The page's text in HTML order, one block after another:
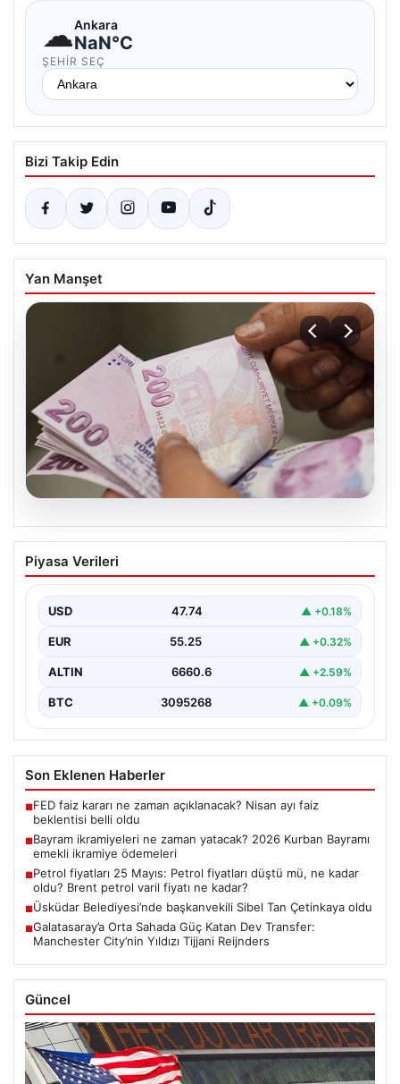
☁Ankara
NaN°C
ŞEHIR SEÇ
Bizi Takip Edin
Yan Manşet
07.08.2026
Bayram ikramiyeleri ne zaman yatacak?
2026 Kurban Bayramı emekli ikramiye
Piyasa Verileri
USD 47.74 ▲ +0.18%
EUR 55.25 ▲ +0.32%
ALTIN 6660.6 ▲ +2.59%
BTC 3095268 ▲ +0.09%
Son Eklenen Haberler
■FED faiz kararı ne zaman açıklanacak? Nisan ayı faiz
beklentisi belli oldu
■Bayram ikramiyeleri ne zaman yatacak? 2026 Kurban Bayramı
emekli ikramiye ödemeleri
■Petrol fiyatları 25 Mayıs: Petrol fiyatları düştü mü, ne kadar
oldu? Brent petrol varil fiyatı ne kadar?
■Üsküdar Belediyesi’nde başkanvekili Sibel Tan Çetinkaya oldu
■Galatasaray’a Orta Sahada Güç Katan Dev Transfer:
Manchester City’nin Yıldızı Tijjani Reijnders
Güncel